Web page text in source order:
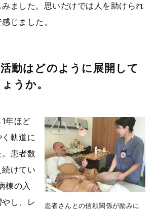
ました。思いだけでは人を助けられ
じました。
動はどのように展開して
うか。
患者さんとの信頼関係が励みに
年ほど
軌道に
患者数
続けてい
棟の入
し、レ